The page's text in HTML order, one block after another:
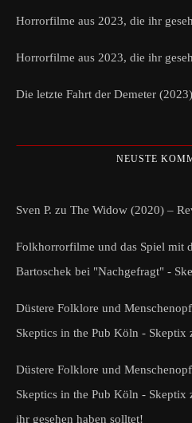
Horrorfilme aus 2023, die ihr
Horrorfilme aus 2023, die ihr
Die letzte Fahrt der Demeter
NEUSTE
Sven P. zu The Widow (2020) –
Folkhorrorfilme und das Spiel mit
Bartoschek bei "Nachgefragt" -
Düstere Folklore und
Skeptics in the Pub Köln - Skeptix
Düstere Folklore und
Skeptics in the Pub Köln - Skeptix
ihr gesehen haben solltet!